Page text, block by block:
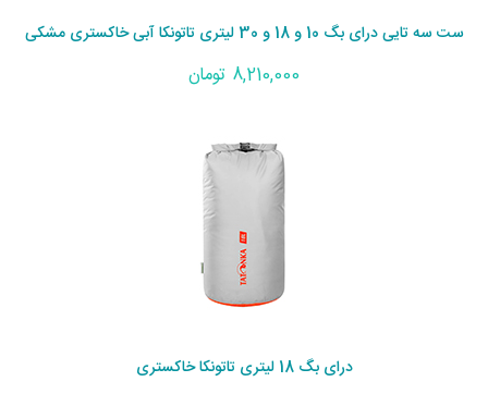
ست سه تایی درای بگ 10 و 18 و 30 لیتری تاتونکا آبی خاکستری مشکی
8,210,000 تومان
درای بگ 18 لیتری تاتونکا خاکستری